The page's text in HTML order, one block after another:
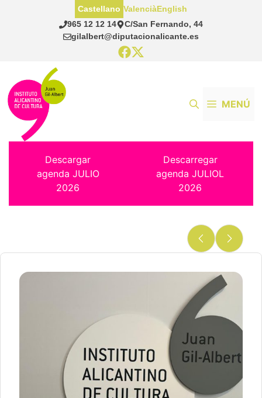
965 12 12 14
C/San Fernando, 44
gilalbert@diputacionalicante.es
Castellano ValenciàEnglish
MENÚ
Descargar
agenda JULIO
2026
Descarregar
agenda JULIOL
2026